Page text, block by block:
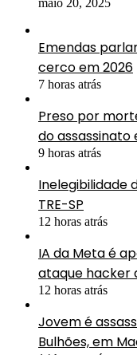
Emendas
cerco em 2026
7 horas atrás
Preso por
do assassinato
9 horas atrás
Inelegibilidade
TRE-SP
12 horas atrás
IA da Meta é
ataque hacker
12 horas atrás
Jovem é
Bulhões, em